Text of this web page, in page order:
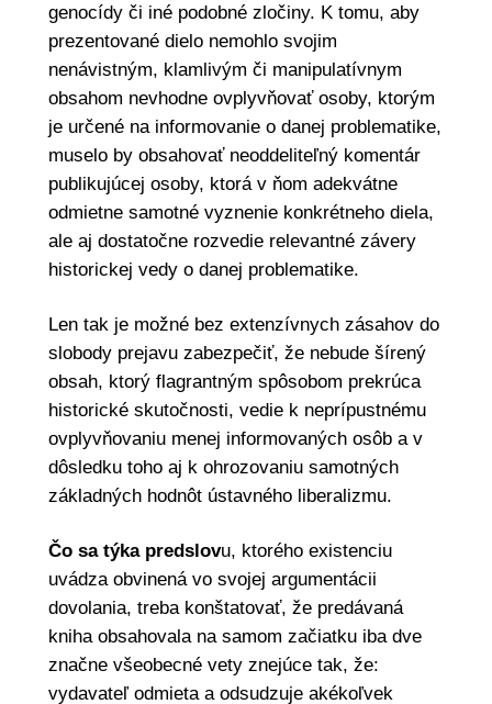
genocídy či iné podobné zločiny. K tomu, aby
prezentované dielo nemohlo svojim
nenávistným, klamlivým či manipulatívnym
obsahom nevhodne ovplyvňovať osoby, ktorým
je určené na informovanie o danej problematike,
muselo by obsahovať neoddeliteľný komentár
publikujúcej osoby, ktorá v ňom adekvátne
odmietne samotné vyznenie konkrétneho diela,
ale aj dostatočne rozvedie relevantné závery
historickej vedy o danej problematike.
Len tak je možné bez extenzívnych zásahov do
slobody prejavu zabezpečiť, že nebude šírený
obsah, ktorý flagrantným spôsobom prekrúca
historické skutočnosti, vedie k neprípustnému
ovplyvňovaniu menej informovaných osôb a v
dôsledku toho aj k ohrozovaniu samotných
základných hodnôt ústavného liberalizmu.
Čo sa týka predslovu, ktorého existenciu
uvádza obvinená vo svojej argumentácii
dovolania, treba konštatovať, že predávaná
kniha obsahovala na samom začiatku iba dve
značne všeobecné vety znejúce tak, že:
vydavateľ odmieta a odsudzuje akékoľvek